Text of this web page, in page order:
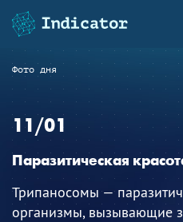
Фото дня
11/01
Паразитическая
Трипаносомы —
организмы, вызывающие